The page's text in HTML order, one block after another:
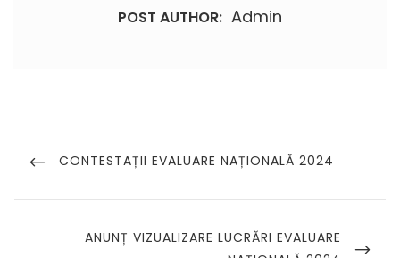
POST AUTHOR: Admin
în
PREVIOUS
CONTESTAȚII EVALUARE NAȚIONALĂ 2024
NEXT
ANUNȚ VIZUALIZARE LUCRĂRI EVALUARE